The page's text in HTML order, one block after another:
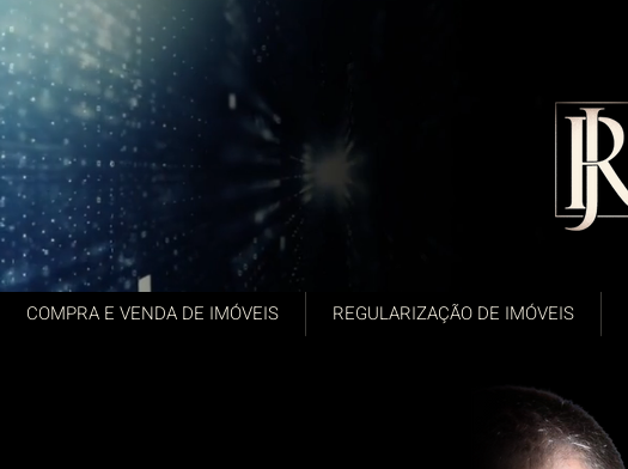
COMPRA E VENDA DE IMÓVEIS REGULARIZAÇÃO DE IMÓVEIS